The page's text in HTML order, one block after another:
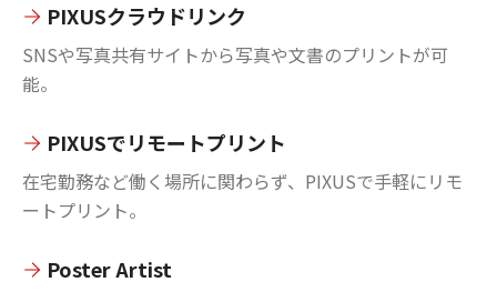
PIXUSクラウドリンク
SNSや写真共有サイトから写真や文書のプリントが可
能。
PIXUSでリモートプリント
在宅勤務など働く場所に関わらず、PIXUSで手軽にリモ
ートプリント。
Poster Artist